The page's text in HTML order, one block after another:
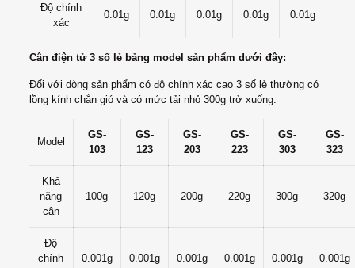
Độ chính
xác
0.01g 0.01g 0.01g 0.01g 0.01g
Cân điện tử 3 số lẻ bảng model sản phẩm dưới đây:
Đối với dòng sản phẩm có độ chính xác cao 3 số lẻ thường có
lồng kính chắn gió và có mức tải nhỏ 300g trở xuống.
Model
GS-
103
GS-
123
GS-
203
GS-
223
GS-
303
GS-
323
Khả
năng
cân
100g 120g 200g 220g 300g 320g
Độ
chính
0.001g 0.001g 0.001g 0.001g 0.001g 0.001g